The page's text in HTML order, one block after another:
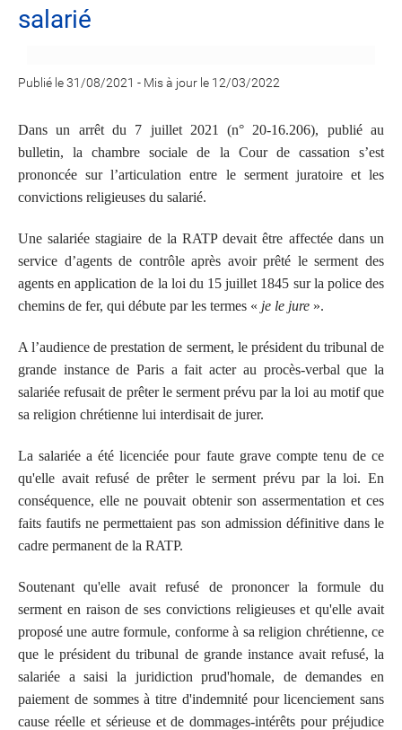
salarié
Publié le 31/08/2021 - Mis à jour le 12/03/2022
Dans un arrêt du 7 juillet 2021 (n° 20-16.206), publié au
bulletin, la chambre sociale de la Cour de cassation s’est
prononcée sur l’articulation entre le serment juratoire et les
convictions religieuses du salarié.
Une salariée stagiaire de la RATP devait être affectée dans un
service d’agents de contrôle après avoir prêté le serment des
agents en application de la loi du 15 juillet 1845 sur la police des
chemins de fer, qui débute par les termes « je le jure ».
A l’audience de prestation de serment, le président du tribunal de
grande instance de Paris a fait acter au procès-verbal que la
salariée refusait de prêter le serment prévu par la loi au motif que
sa religion chrétienne lui interdisait de jurer.
La salariée a été licenciée pour faute grave compte tenu de ce
qu'elle avait refusé de prêter le serment prévu par la loi. En
conséquence, elle ne pouvait obtenir son assermentation et ces
faits fautifs ne permettaient pas son admission définitive dans le
cadre permanent de la RATP.
Soutenant qu'elle avait refusé de prononcer la formule du
serment en raison de ses convictions religieuses et qu'elle avait
proposé une autre formule, conforme à sa religion chrétienne, ce
que le président du tribunal de grande instance avait refusé, la
salariée a saisi la juridiction prud'homale, de demandes en
paiement de sommes à titre d'indemnité pour licenciement sans
cause réelle et sérieuse et de dommages-intérêts pour préjudice